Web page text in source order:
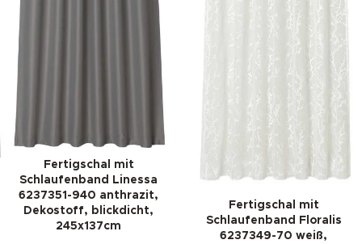
Fertigschal mit
Schlaufenband Linessa
6237351-940 anthrazit,
Dekostoff, blickdicht,
245x137cm
Fertigschal mit
Schlaufenband Floralis
6237349-70 weiß,